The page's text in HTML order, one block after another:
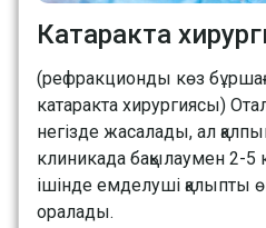
Катаракта
(рефракционды көз
катаракта хирургиясы)
негізде жасалады, ал
клиникада бақылаумен 2-5
ішінде емделуші қалыпты
оралады.